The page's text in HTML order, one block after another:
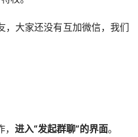
，大家还没有互加微信，我们
进入“发起群聊”的界面。